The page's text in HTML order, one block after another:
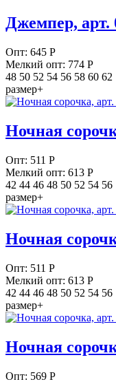
Джемпер, арт.
Опт: 645 Р
Мелкий опт: 774 Р
48 50 52 54 56 58 60 62
размер+
Ночная
Опт: 511 Р
Мелкий опт: 613 Р
42 44 46 48 50 52 54 56
размер+
Ночная
Опт: 511 Р
Мелкий опт: 613 Р
42 44 46 48 50 52 54 56
размер+
Ночная
Опт: 569 Р